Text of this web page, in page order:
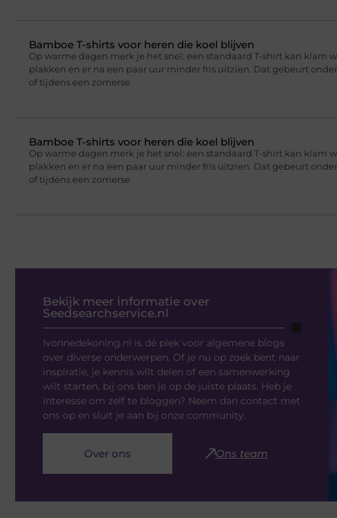
Bamboe T-shirts voor heren die koel blijven
Op warme dagen merk je het snel: een standaard T-shirt kan klam
plakken en er na een paar uur minder fris uitzien. Dat gebeurt
of tijdens een zomerse
Bamboe T-shirts voor heren die koel blijven
Op warme dagen merk je het snel: een standaard T-shirt kan klam
plakken en er na een paar uur minder fris uitzien. Dat gebeurt
of tijdens een zomerse
Bekijk meer informatie over
Seedsearchservice.nl
Ivonnedekoning.nl is dé plek voor algemene blogs
over diverse onderwerpen. Of je nu op zoek bent naar
inspiratie, je kennis wilt delen of een samenwerking
wilt starten, bij ons ben je op de juiste plaats. Heb je
interesse om zelf te bloggen? Neem dan contact met
ons op en sluit je aan bij onze community.
Over ons Ons team